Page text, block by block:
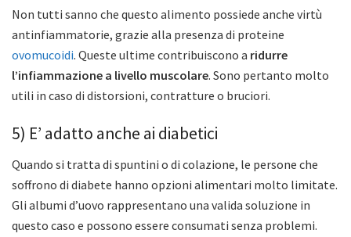
Non tutti sanno che questo alimento possiede anche virtù
antinfiammatorie, grazie alla presenza di proteine
ovomucoidi. Queste ultime contribuiscono a ridurre
l’infiammazione a livello muscolare. Sono pertanto molto
utili in caso di distorsioni, contratture o bruciori.
5) E’ adatto anche ai diabetici
Quando si tratta di spuntini o di colazione, le persone che
soffrono di diabete hanno opzioni alimentari molto limitate.
Gli albumi d’uovo rappresentano una valida soluzione in
questo caso e possono essere consumati senza problemi.